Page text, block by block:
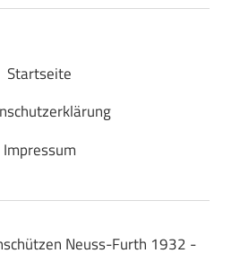
Startseite
Impressum
Neuss-Furth 1932 -